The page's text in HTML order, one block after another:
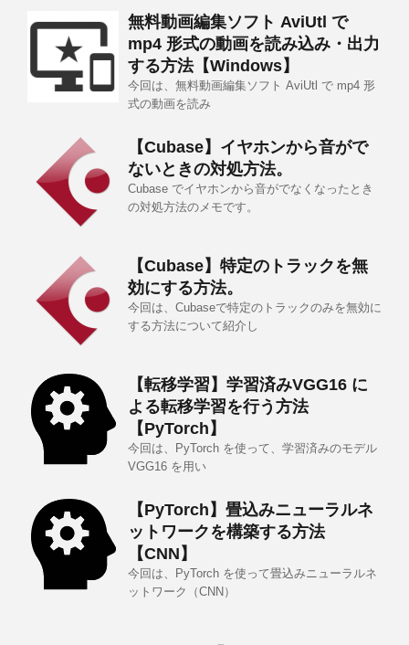
無料動画編集ソフト AviUtl で
mp4 形式の動画を読み込み・出力
する方法【Windows】
今回は、無料動画編集ソフト AviUtl で mp4 形
式の動画を読み
【Cubase】イヤホンから音がで
ないときの対処方法。
Cubase でイヤホンから音がでなくなったとき
の対処方法のメモです。
【Cubase】特定のトラックを無
効にする方法。
今回は、Cubaseで特定のトラックのみを無効に
する方法について紹介し
【転移学習】学習済みVGG16 に
よる転移学習を行う方法
【PyTorch】
今回は、PyTorch を使って、学習済みのモデル
VGG16 を用い
【PyTorch】畳込みニューラルネ
ットワークを構築する方法
【CNN】
今回は、PyTorch を使って畳込みニューラルネ
ットワーク（CNN）